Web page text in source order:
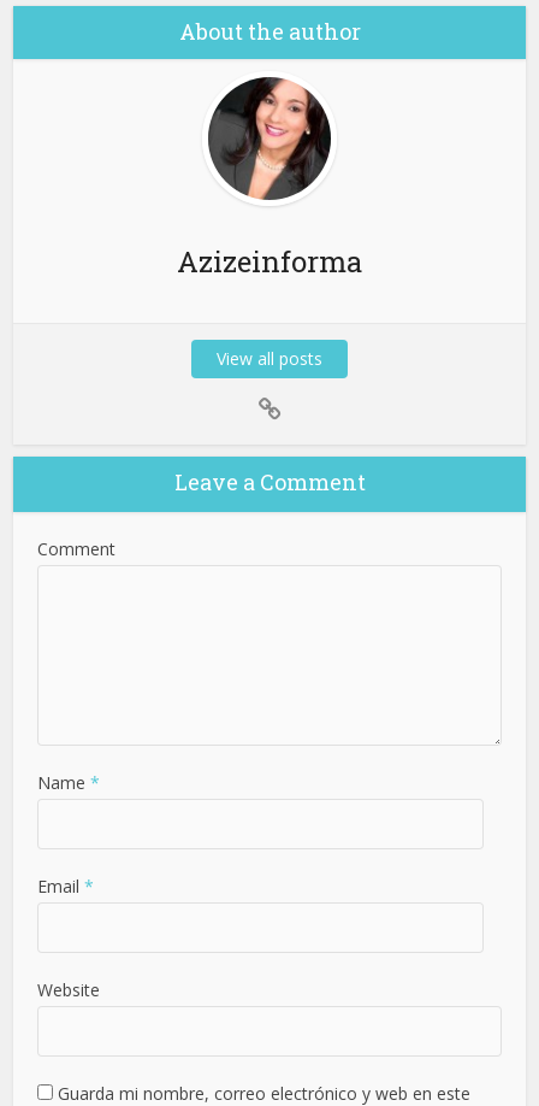
About the author
Azizeinforma
View all posts
Leave a Comment
Comment
Name *
Email *
Website
Guarda mi nombre, correo electrónico y web en este